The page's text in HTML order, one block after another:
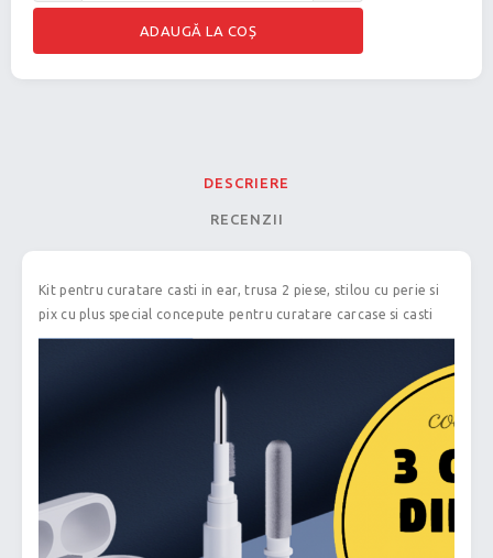
DESCRIERE
RECENZII
Kit pentru curatare casti in ear, trusa 2 piese, stilou cu perie si
pix cu plus special concepute pentru curatare carcase si casti